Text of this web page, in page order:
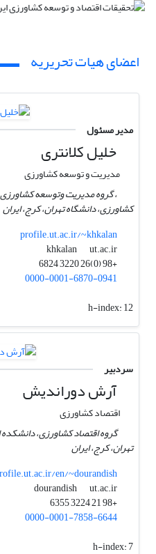
اعضای هیات تحریریه
مدیر مسئول
خلیل کلانتری
مدیریت و توسعه کشاورزی
، گروه مدیریت وتوسعه
کشاورزی، دانشگاه تهران، کرج، ایران
profile.ut.ac.ir/~khkalan
khkalan
ut.ac.ir
+98 (0)26 3220 6824
0000-0001-6870-0941
h-index:12
سردبیر
آرش دوراندیش
اقتصاد کشاورزی
گروه اقتصاد کشاورزی،
تهران، کرج، ایران
en/~dourandish
dourandish
ut.ac.ir
+98 21 3224 6355
0000-0001-7858-6644
h-index:7